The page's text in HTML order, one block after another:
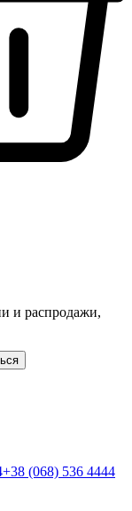
и распродажи,
+38 (068) 536 4444